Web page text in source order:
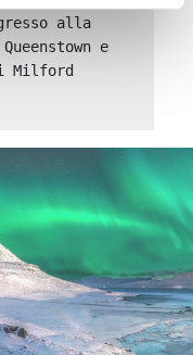
alla
e
Milford